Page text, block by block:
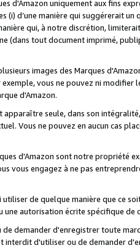
d'Amazon uniquement aux fins
(i) d’une manière qui suggérerait
qui, à notre discrétion,
(dans tout document imprimé,
images des Marques
exemple, vous ne pouvez ni
d'Amazon.
apparaître seule, dans son
Vous ne pouvez en aucun cas
d'Amazon sont notre propriété
vous engagez à ne pas
utiliser de quelque manière que ce
une autorisation écrite spécifique de
demander d'enregistrer toute
interdit d'utiliser ou de demander